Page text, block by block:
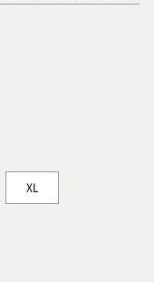
XL